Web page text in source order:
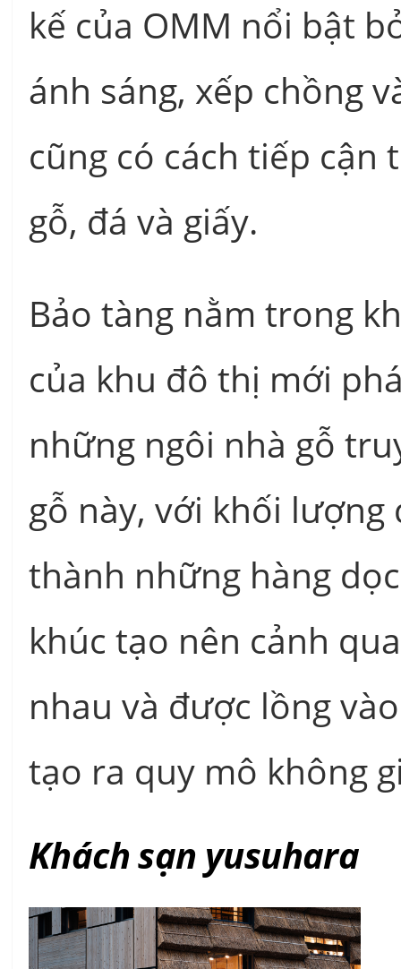
kế của OMM nổi bật
ánh sáng, xếp chồng
cũng có cách tiếp
gỗ, đá và giấy.
Bảo tàng nằm trong
của khu đô thị mới
những ngôi nhà gỗ
gỗ này, với khối
thành những hàng
khúc tạo nên cảnh
nhau và được lồng
tạo ra quy mô không
Khách sạn yusuhara